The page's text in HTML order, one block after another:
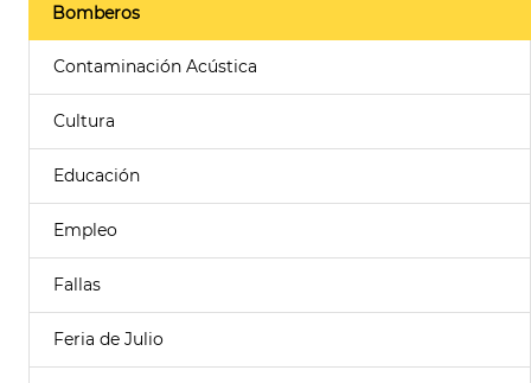
Bomberos
Contaminación Acústica
Cultura
Educación
Empleo
Fallas
Feria de Julio